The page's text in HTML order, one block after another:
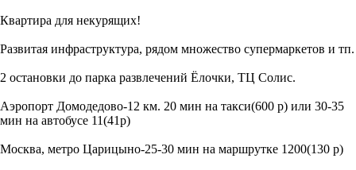
Квартира для некурящих!
Развитая инфраструктура, рядом множество супермаркетов и тп.
2 остановки до парка развлечений Ёлочки, ТЦ Солис.
Аэропорт Домодедово-12 км. 20 мин на такси(600 р) или 30-35
мин на автобусе 11(41р)
Москва, метро Царицыно-25-30 мин на маршрутке 1200(130 р)